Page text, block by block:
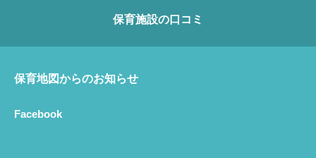
保育施設の口コミ
保育地図からのお知らせ
Facebook